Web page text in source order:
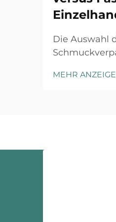
Die Auswahl
strategisches
MEHR